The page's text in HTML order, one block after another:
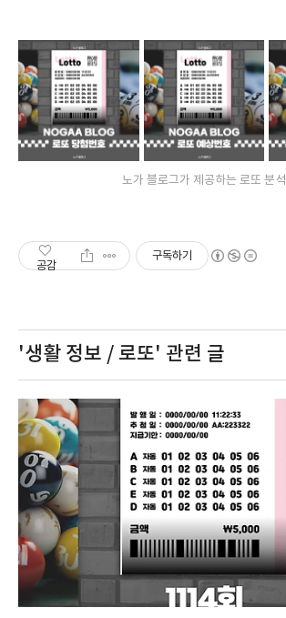
노가 블로그가 제공하는 로또 분석
공감
구독하기
'생활 정보 / 로또' 관련 글